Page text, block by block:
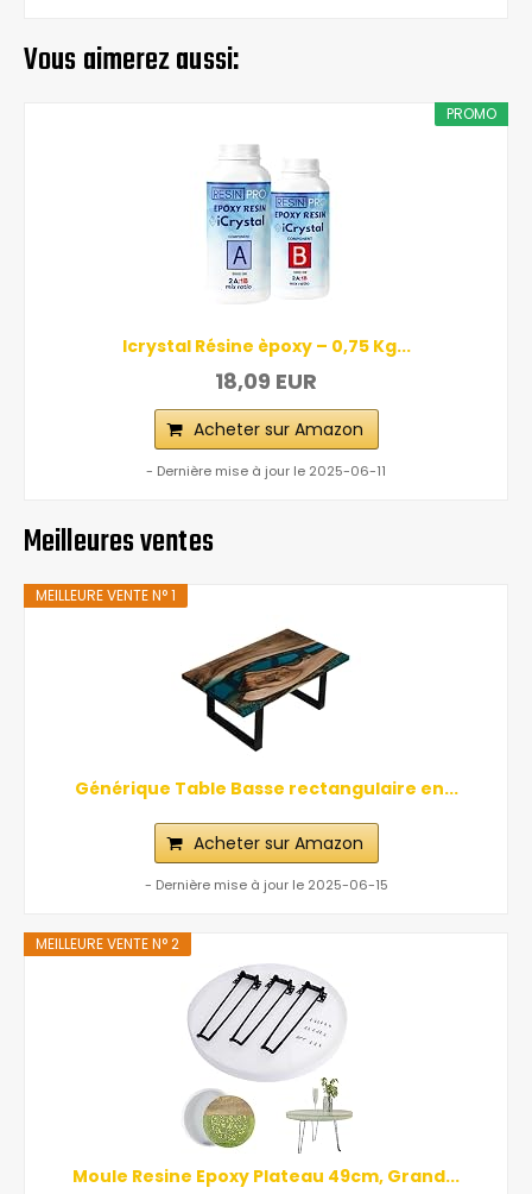
Vous aimerez aussi:
PROMO
Icrystal Résine èpoxy – 0,75 Kg...
18,09 EUR
Acheter sur Amazon
- Dernière mise à jour le 2025-06-11
Meilleures ventes
MEILLEURE VENTE N° 1
Générique Table Basse rectangulaire en...
Acheter sur Amazon
- Dernière mise à jour le 2025-06-15
MEILLEURE VENTE N° 2
Moule Resine Epoxy Plateau 49cm, Grand...